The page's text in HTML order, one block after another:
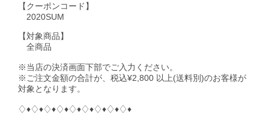
【クーポンコード】
2020SUM
【対象商品】
全商品
※当店の決済画面下部でご入力ください。
※ご注文金額の合計が、税込¥2,800 以上(送料別)のお客様が
対象となります。
♢♦︎♢♦︎♢♦︎♢♦︎♢♦︎♢♦︎♢♦︎♢♦︎♢♦︎ㅤ